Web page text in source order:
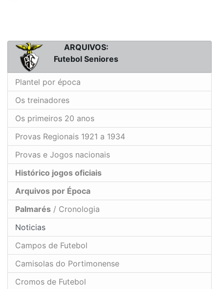
ARQUIVOS:
Futebol Seniores
Plantel por época
Os treinadores
Os primeiros 20 anos
Provas Regionais 1921 a 1934
Provas e Jogos nacionais
Histórico jogos oficiais
Arquivos por Época
Palmarés / Cronologia
Noticias
Campos de Futebol
Camisolas do Portimonense
Cromos de Futebol